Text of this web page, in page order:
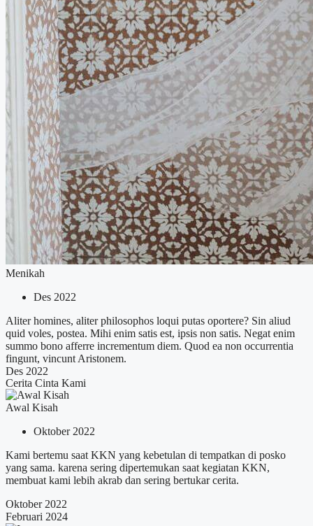
Menikah
Des 2022
Aliter homines, aliter philosophos loqui putas oportere? Sin aliud
quid voles, postea. Mihi enim satis est, ipsis non satis. Negat enim
summo bono afferre incrementum diem. Quod ea non occurrentia
fingunt, vincunt Aristonem.
Des 2022
Cerita Cinta Kami
Awal Kisah
Oktober 2022
Kami bertemu saat KKN yang kebetulan di tempatkan di posko
yang sama. karena sering dipertemukan saat kegiatan KKN,
membuat kami lebih akrab dan sering bertukar cerita.
Oktober 2022
Februari 2024